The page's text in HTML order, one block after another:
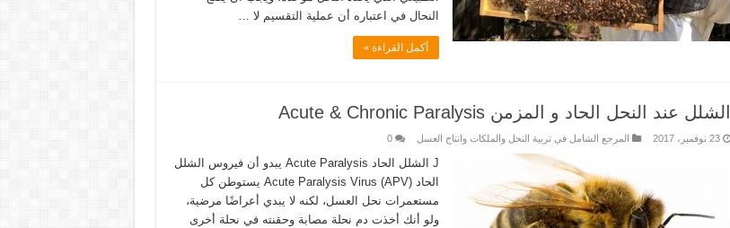
النحال في اعتباره أن عملية التقسيم لا …
أكمل القراءة »
الشلل عند النحل الحاد و المزمن Acute & Chronic Paralysis
23 نوفمبر، 2017 المرجع الشامل في تربية النحل والملكات وانتاج العسل 0
J الشلل الحاد Acute Paralysis يبدو أن فيروس الشلل
الحاد Acute Paralysis Virus (APV) يستوطن كل
مستعمرات نحل العسل، لكنه لا يبدي أعراضًا مرضية،
ولو أنك أخذت دم نحلة مصابة وحقنته في نحلة أخرى